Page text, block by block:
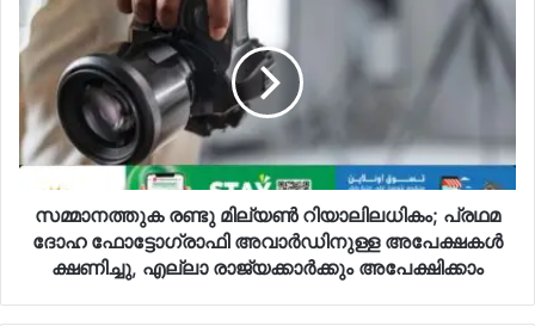
രണ്ടു
മില്യൺ
റിയാലിലധികം;
പ്രഥമ
ദോഹ
ഫോട്ടോഗ്രാഫി
അവാർഡിനുള്ള
അപേക്ഷകൾ
ക്ഷണിച്ചു,
എല്ലാ
രാജ്യക്കാർക്കും
സമ്മാനത്തുക രണ്ടു മില്യൺ റിയാലിലധികം; പ്രഥമ
ദോഹ ഫോട്ടോഗ്രാഫി അവാർഡിനുള്ള അപേക്ഷകൾ
ക്ഷണിച്ചു, എല്ലാ രാജ്യക്കാർക്കും അപേക്ഷിക്കാം